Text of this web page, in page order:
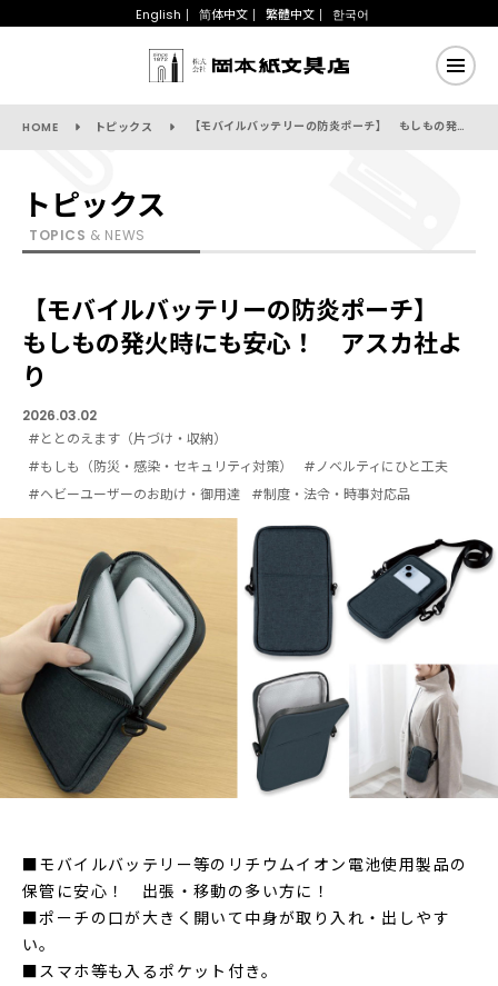
English 简体中文 繁體中文 한국어
HOME トピックス 【モバイルバッテリーの防炎ポーチ】 もしもの発火時にも安心！ アスカ社より
トピックス
TOPICS & NEWS
【モバイルバッテリーの防炎ポーチ】
もしもの発火時にも安心！ アスカ社よ
り
2026.03.02
#ととのえます（片づけ・収納）
#もしも（防災・感染・セキュリティ対策）
#ノベルティにひと工夫
#ヘビーユーザーのお助け・御用達
#制度・法令・時事対応品
■モバイルバッテリー等のリチウムイオン電池使用製品の
保管に安心！ 出張・移動の多い方に！
■ポーチの口が大きく開いて中身が取り入れ・出しやす
い。
■スマホ等も入るポケット付き。